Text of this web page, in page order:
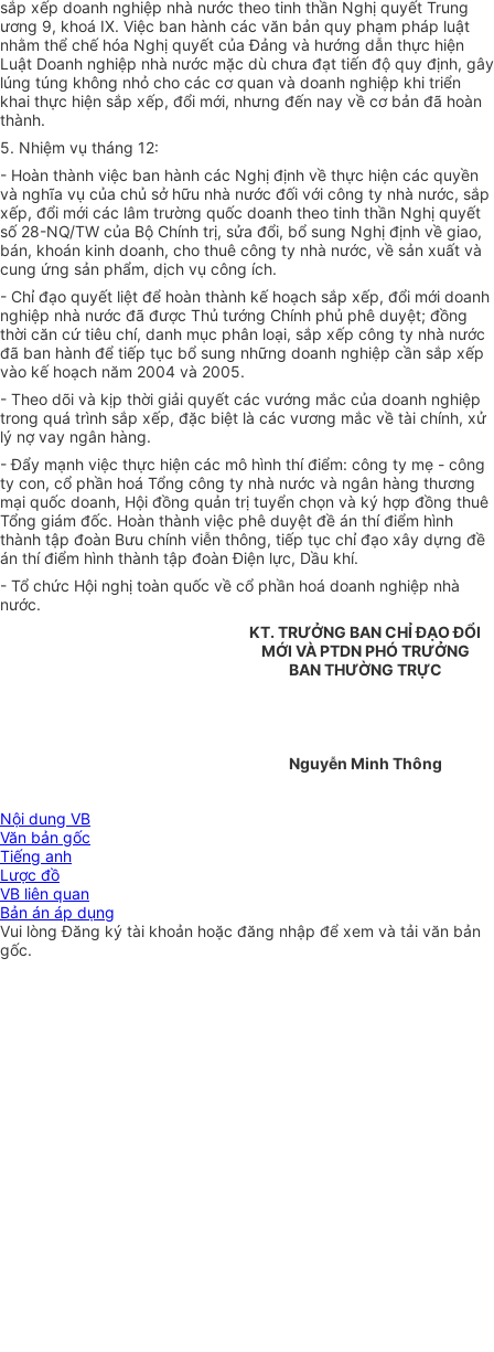
sắp xếp doanh nghiệp nhà nước theo tinh thần Nghị quyết Trung
ương 9, khoá IX. Việc ban hành các văn bản quy phạm pháp luật
nhằm thể chế hóa Nghị quyết của Đảng và hướng dẫn thực hiện
Luật Doanh nghiệp nhà nước mặc dù chưa đạt tiến độ quy định, gây
lúng túng không nhỏ cho các cơ quan và doanh nghiệp khi triển
khai thực hiện sắp xếp, đổi mới, nhưng đến nay về cơ bản đã hoàn
thành.
5. Nhiệm vụ tháng 12:
- Hoàn thành việc ban hành các Nghị định về thực hiện các quyền
và nghĩa vụ của chủ sở hữu nhà nước đối với công ty nhà nước, sắp
xếp, đổi mới các lâm trường quốc doanh theo tinh thần Nghị quyết
số 28-NQ/TW của Bộ Chính trị, sửa đổi, bổ sung Nghị định về giao,
bán, khoán kinh doanh, cho thuê công ty nhà nước, về sản xuất và
cung ứng sản phẩm, dịch vụ công ích.
- Chỉ đạo quyết liệt để hoàn thành kế hoạch sắp xếp, đổi mới doanh
nghiệp nhà nước đã được Thủ tướng Chính phủ phê duyệt; đồng
thời căn cứ tiêu chí, danh mục phân loại, sắp xếp công ty nhà nước
đã ban hành để tiếp tục bổ sung những doanh nghiệp cần sắp xếp
vào kế hoạch năm 2004 và 2005.
- Theo dõi và kịp thời giải quyết các vướng mắc của doanh nghiệp
trong quá trình sắp xếp, đặc biệt là các vương mắc về tài chính, xử
lý nợ vay ngân hàng.
- Đẩy mạnh việc thực hiện các mô hình thí điểm: công ty mẹ - công
ty con, cổ phần hoá Tổng công ty nhà nước và ngân hàng thương
mại quốc doanh, Hội đồng quản trị tuyển chọn và ký hợp đồng thuê
Tổng giám đốc. Hoàn thành việc phê duyệt đề án thí điểm hình
thành tập đoàn Bưu chính viễn thông, tiếp tục chỉ đạo xây dựng đề
án thí điểm hình thành tập đoàn Điện lực, Dầu khí.
- Tổ chức Hội nghị toàn quốc về cổ phần hoá doanh nghiệp nhà
nước.
KT. TRƯỞNG BAN CHỈ ĐẠO ĐỔI
MỚI VÀ PTDN PHÓ TRƯỞNG
BAN THƯỜNG TRỰC
Nguyễn Minh Thông
Nội dung VB
Văn bản gốc
Tiếng anh
Lược đồ
VB liên quan
Bản án áp dụng
Vui lòngĐăng ký tài khoản hoặc đăng nhập để xem và tải văn bản
gốc.